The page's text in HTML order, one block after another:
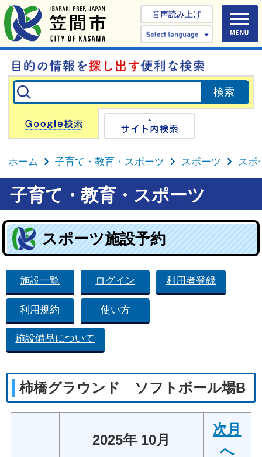
音声読み上げ
Select
Google検索
ホーム 子育て・教育・スポーツ スポーツ スポ
子育て・教育・スポーツ
スポーツ施設予約
施設一覧 ログイン 利用者登録
利用規約 使い方
施設備品について
柿橋グラウンド ソフトボール場B
2025年 10月
次月
へ